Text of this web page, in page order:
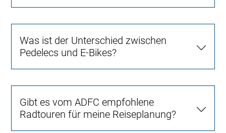
Was ist der Unterschied zwischen
Pedelecs und E-Bikes?
Gibt es vom ADFC empfohlene
Radtouren für meine Reiseplanung?